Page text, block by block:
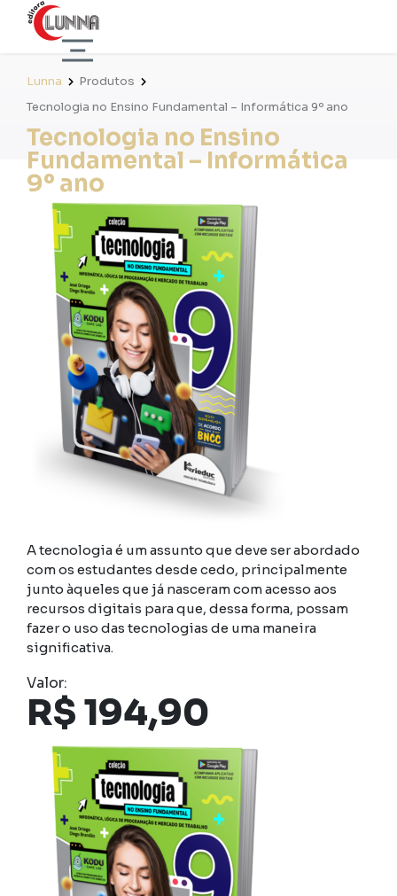
Lunna
Produtos
Tecnologia no Ensino Fundamental – Informática 9º ano
Tecnologia no Ensino
Fundamental – Informática
9º ano
A tecnologia é um assunto que deve ser abordado
com os estudantes desde cedo, principalmente
junto àqueles que já nasceram com acesso aos
recursos digitais para que, dessa forma, possam
fazer o uso das tecnologias de uma maneira
significativa.
Valor:
R$194,90